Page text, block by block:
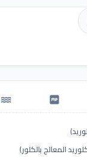
water_pump